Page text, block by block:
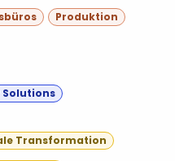
Produktion
Solutions
Transformation